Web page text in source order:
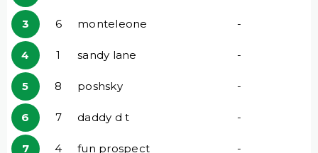
3 6 monteleone -
4 1 sandy lane -
5 8 poshsky -
6 7 daddy d t -
7 4 fun prospect -